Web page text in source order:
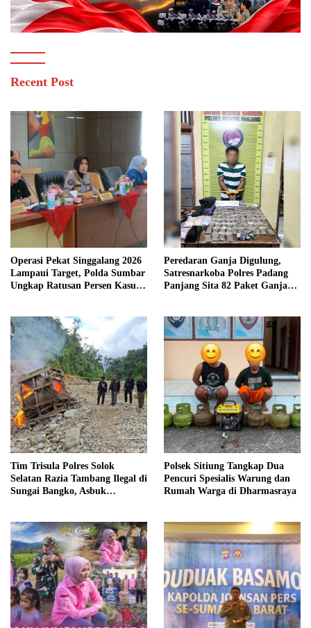
Recent Post
Operasi Pekat Singgalang 2026
Lampaui Target, Polda Sumbar
Ungkap Ratusan Persen Kasus
Peredaran Ganja Digulung,
Satresnarkoba Polres Padang
Panjang Sita 82 Paket Ganja
Tim Trisula Polres Solok
Selatan Razia Tambang Ilegal di
Sungai Bangko, Asbuk
Polsek Sitiung Tangkap Dua
Pencuri Spesialis Warung dan
Rumah Warga di Dharmasraya